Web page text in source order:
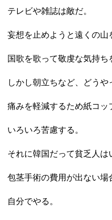
テレビや雑誌は敵だ。
妄想を止めようと遠くの山
国歌を歌って敬虔な気持ち
しかし朝立ちなど、どうや
痛みを軽減するため紙コッ
いろいろ苦慮する。
それに韓国だって貧乏人は
包茎手術の費用が出ない場
自分でやる。